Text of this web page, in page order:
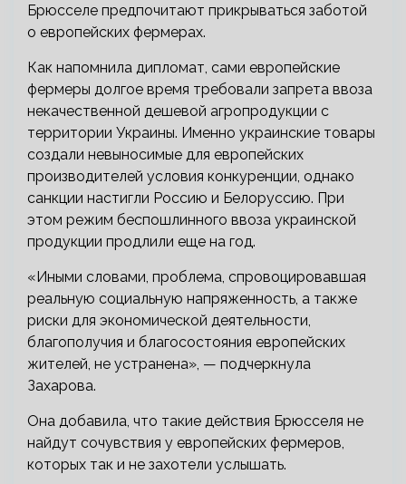
Брюсселе предпочитают прикрываться заботой
о европейских фермерах.
Как напомнила дипломат, сами европейские
фермеры долгое время требовали запрета ввоза
некачественной дешевой агропродукции с
территории Украины. Именно украинские товары
создали невыносимые для европейских
производителей условия конкуренции, однако
санкции настигли Россию и Белоруссию. При
этом режим беспошлинного ввоза украинской
продукции продлили еще на год.
«Иными словами, проблема, спровоцировавшая
реальную социальную напряженность, а также
риски для экономической деятельности,
благополучия и благосостояния европейских
жителей, не устранена», — подчеркнула
Захарова.
Она добавила, что такие действия Брюсселя не
найдут сочувствия у европейских фермеров,
которых так и не захотели услышать.